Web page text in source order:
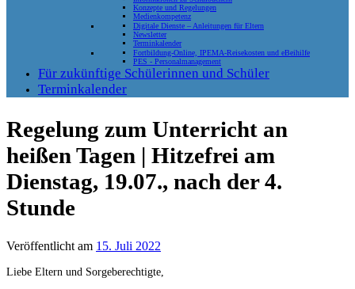
Konzepte und Regelungen
Medienkompetenz
Digitale Dienste – Anleitungen für Eltern
Newsletter
Terminkalender
Fortbildung-Online, IPEMA-Reisekosten und eBeihilfe
PES - Personalmanagement
Für zukünftige Schülerinnen und Schüler
Terminkalender
Regelung zum Unterricht an
heißen Tagen | Hitzefrei am
Dienstag, 19.07., nach der 4.
Stunde
Veröffentlicht am 15. Juli 2022
Liebe Eltern und Sorgeberechtigte,